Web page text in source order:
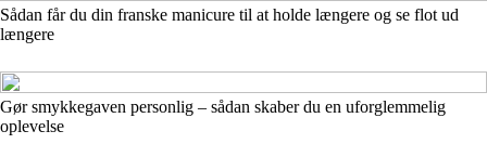
Sådan får du din franske manicure til at holde længere og se flot ud
længere
Gør smykkegaven personlig – sådan skaber du en uforglemmelig
oplevelse